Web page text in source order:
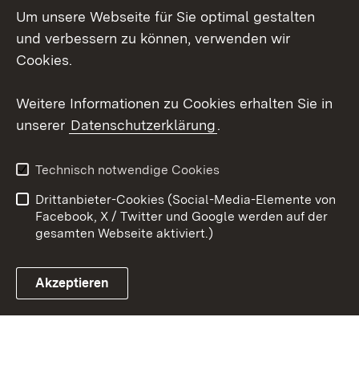
Mastodon
Youtube
Link zum Landesportal
Kontakt
Datenschutz
Barrierefreiheit
Impressum Cookies
Um unsere Webseite für Sie optimal gestalten
und verbessern zu können, verwenden wir
Cookies.
Weitere Informationen zu Cookies erhalten Sie in
unserer Datenschutzerklärung.
Technisch notwendige Cookies
Drittanbieter-Cookies (Social-Media-Elemente von
Facebook, X / Twitter und Google werden auf der
gesamten Webseite aktiviert.)
Akzeptieren